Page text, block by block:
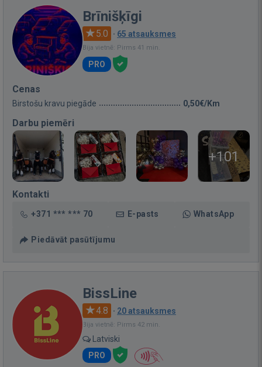
Brīnišķīgi
5.0 · 65 atsauksmes
Bija vietnē: Pirms 41 min.
PRO
Cenas
Birstošu kravu piegāde 0,50€/Km
Darbu piemēri
+101
Kontakti
+371 *** *** 70 E-pasts WhatsApp
Piedāvāt pasūtījumu
BissLine
4.8 · 20 atsauksmes
Bija vietnē: Pirms 42 min.
Latviski
PRO